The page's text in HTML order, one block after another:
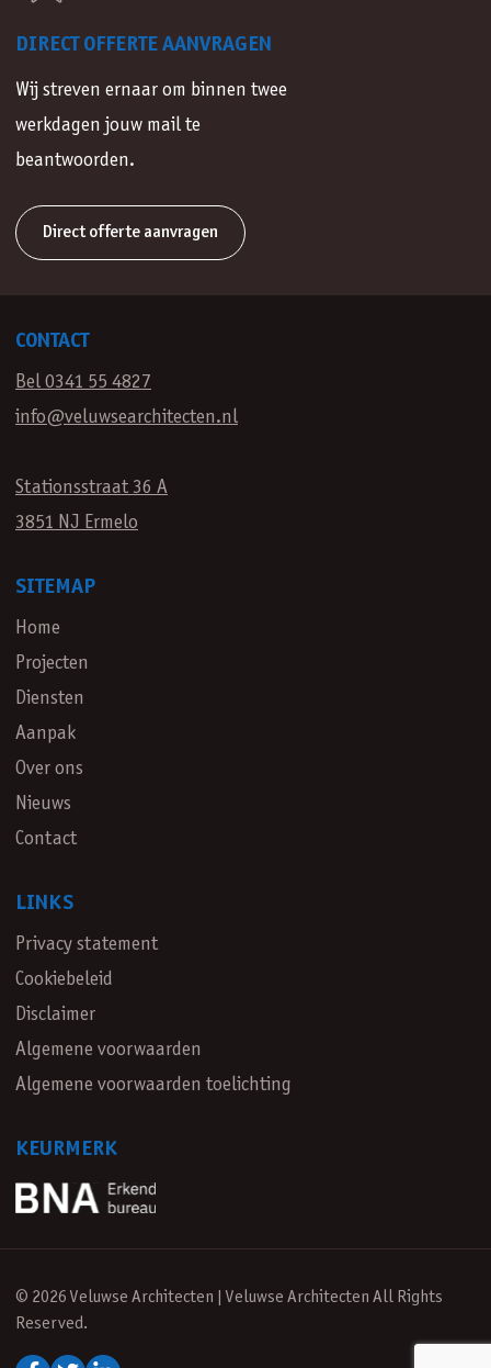
DIRECT OFFERTE AANVRAGEN
Wij streven ernaar om binnen twee
werkdagen jouw mail te
beantwoorden.
Direct offerte aanvragen
CONTACT
Bel 0341 55 4827
info@veluwsearchitecten.nl
Stationsstraat 36 A
3851 NJ Ermelo
SITEMAP
Home
Projecten
Diensten
Aanpak
Over ons
Nieuws
Contact
LINKS
Privacy statement
Cookiebeleid
Disclaimer
Algemene voorwaarden
Algemene voorwaarden toelichting
KEURMERK
© 2026 Veluwse Architecten | Veluwse Architecten All Rights
Reserved.